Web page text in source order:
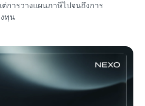
การวางแผนภาษีไปจนถึงการ
ทุน